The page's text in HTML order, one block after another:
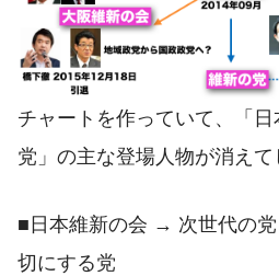
チャートを作っていて、「
党」の主な登場人物が消えて
■日本維新の会 → 次世代の
切にする党